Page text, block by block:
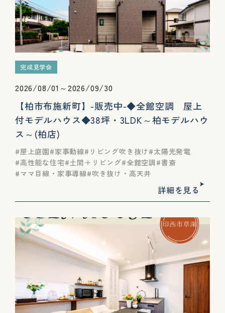
完成見学会
2026/08/01～2026/09/30
【柏市布施新町】-販売中-◆全館空調 屋上
付モデルハウス◆38坪・3LDK～柏モデルハウ
ス～(柏店)
屋上庭園 家事動線 リビング吹き抜け
太陽光発電
高性能な住宅 土間＋リビング 全館空調
書斎
ママ目線・家事導線 吹き抜け・高天井
詳細を見る